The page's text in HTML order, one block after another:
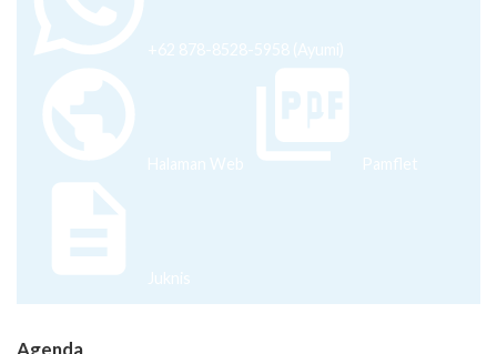
+62 878-8528-5958 (Ayumi)
Halaman Web Pamflet
Juknis
Agenda